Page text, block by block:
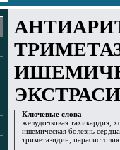
Ключевые слова
желудочковая тахикардия,
ишемическая болезнь
триметазидин, парасистолия